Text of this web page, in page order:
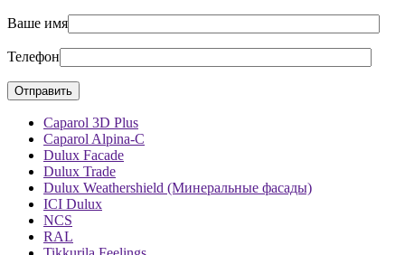
Ваше имя
Телефон
Caparol 3D Plus
Caparol Alpina-C
Dulux Facade
Dulux Trade
Dulux Weathershield (Минеральные фасады)
ICI Dulux
NCS
RAL